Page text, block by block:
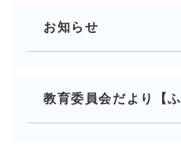
お知らせ
教育委員会だより【